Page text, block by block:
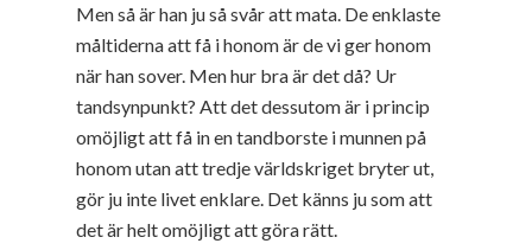
Men så är han ju så svår att mata. De enklaste
måltiderna att få i honom är de vi ger honom
när han sover. Men hur bra är det då? Ur
tandsynpunkt? Att det dessutom är i princip
omöjligt att få in en tandborste i munnen på
honom utan att tredje världskriget bryter ut,
gör ju inte livet enklare. Det känns ju som att
det är helt omöjligt att göra rätt.